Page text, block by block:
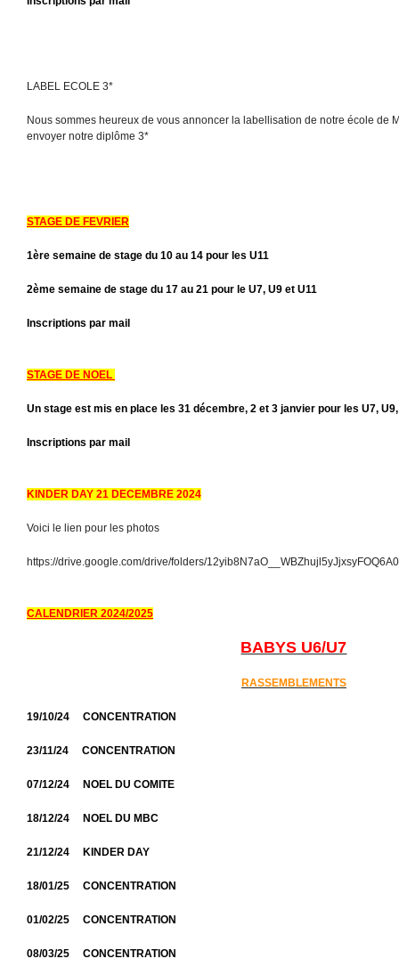
LABEL ECOLE 3*
Nous sommes heureux de vous annoncer la labellisation de notre école de
envoyer notre diplôme 3*
STAGE DE FEVRIER
1ère semaine de stage du 10 au 14 pour les U11
2ème semaine de stage du 17 au 21 pour le U7, U9 et U11
Inscriptions par mail
STAGE DE NOEL
Un stage est mis en place les 31 décembre, 2 et 3 janvier pour les U7, U9,
Inscriptions par mail
KINDER DAY 21 DECEMBRE 2024
Voici le lien pour les photos
https://drive.google.com/drive/folders/
CALENDRIER 2024/2025
BABYS U6/U7
RASSEMBLEMENTS
19/10/24 CONCENTRATION
23/11/24 CONCENTRATION
07/12/24 NOEL DU COMITE
18/12/24 NOEL DU MBC
21/12/24 KINDER DAY
18/01/25 CONCENTRATION
01/02/25 CONCENTRATION
08/03/25 CONCENTRATION